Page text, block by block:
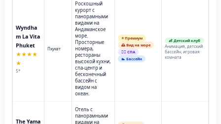
Wyndha
m La Vita
Phuket
★★★★
★
5*
Пхукет
Роскошный
курорт с
панорамными
видами на
Андаманское
море.
Просторные
номера,
рестораны
высокой кухни,
спа-центр и
бесконечный
бассейн с
видом на
океан.
⭐ Премиум
🌅 Вид на море
💆‍♂️ СПА
🏊 Бассейн
👶 Детский клуб
Анимация, детский
бассейн, игровая
комната
The Yama
Отель с
панорамными
видами на